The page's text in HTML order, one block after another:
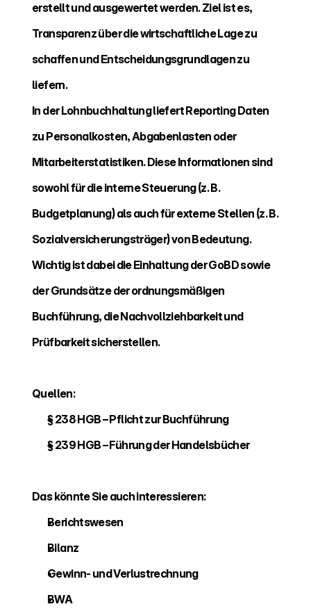
erstellt und ausgewertet werden. Ziel ist es,
Transparenz über die wirtschaftliche Lage zu
schaffen und Entscheidungsgrundlagen zu
liefern.
In der Lohnbuchhaltung liefert Reporting Daten
zu Personalkosten, Abgabenlasten oder
Mitarbeiterstatistiken. Diese Informationen sind
sowohl für die interne Steuerung (z. B.
Budgetplanung) als auch für externe Stellen (z. B.
Sozialversicherungsträger) von Bedeutung.
Wichtig ist dabei die Einhaltung der GoBD sowie
der Grundsätze der ordnungsmäßigen
Buchführung, die Nachvollziehbarkeit und
Prüfbarkeit sicherstellen.
Quellen:
§ 238 HGB – Pflicht zur Buchführung
§ 239 HGB – Führung der Handelsbücher
Das könnte Sie auch interessieren:
Berichtswesen
Bilanz
Gewinn- und Verlustrechnung
BWA